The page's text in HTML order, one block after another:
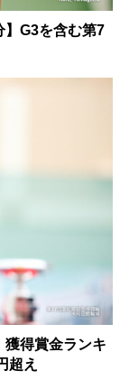
】G3を含む第7
獲得賞金ランキ
超え